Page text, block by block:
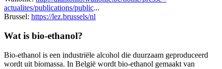
actualites/publications/public...
Brussel: https://lez.brussels/nl
Wat is bio-ethanol?
Bio-ethanol is een industriële alcohol die duurzaam geproduceerd
wordt uit biomassa. In België wordt bio-ethanol gemaakt van